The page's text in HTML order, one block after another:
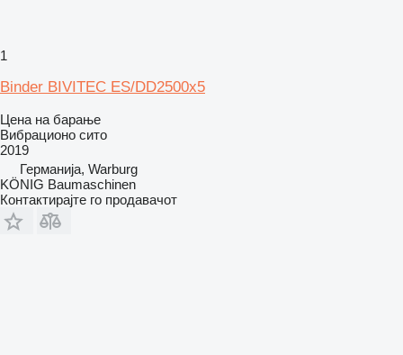
1
Binder BIVITEC ES/DD2500x5
Цена на барање
Вибрационо сито
2019
Германија, Warburg
KÖNIG Baumaschinen
Контактирајте го продавачот